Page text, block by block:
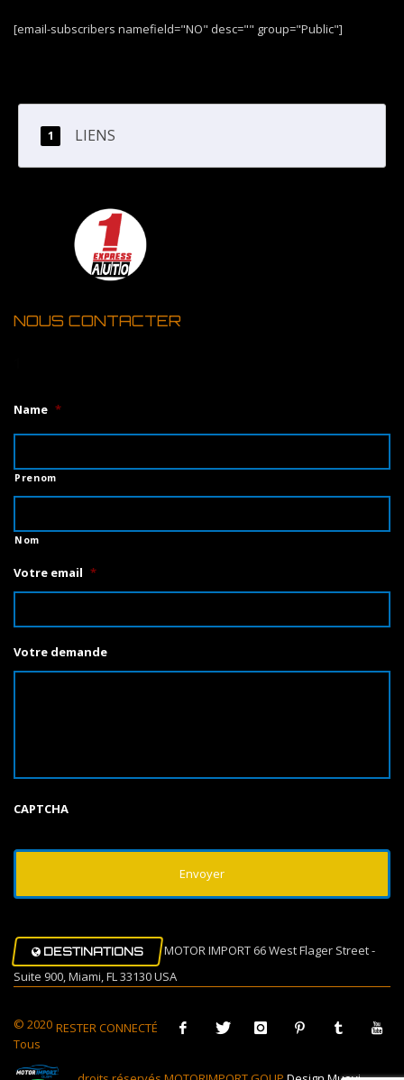
[email-subscribers namefield="NO" desc="" group="Public"]
LIENS
NOUS CONTACTER
Name *
Prenom
Nom
Votre email *
Votre demande
CAPTCHA
DESTINATIONS
MOTOR IMPORT 66 West Flager Street -
Suite 900, Miami, FL 33130 USA
RESTER CONNECTÉ
© 2020
Tous